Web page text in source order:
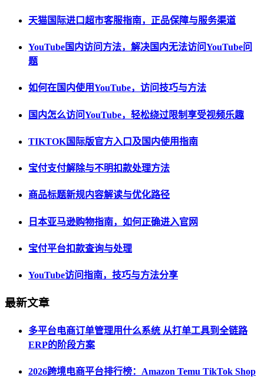
天猫国际进口超市客服指南，正品保障与服务渠道
YouTube国内访问方法，解决国内无法访问YouTube问
题
如何在国内使用YouTube，访问技巧与方法
国内怎么访问YouTube，轻松绕过限制享受视频乐趣
TIKTOK国际版官方入口及国内使用指南
宝付支付解除与不明扣款处理方法
商品标题新规内容解读与优化路径
日本亚马逊购物指南，如何正确进入官网
宝付平台扣款查询与处理
YouTube访问指南，技巧与方法分享
最新文章
多平台电商订单管理用什么系统 从打单工具到全链路
ERP的阶段方案
2026跨境电商平台排行榜：Amazon Temu TikTok Shop